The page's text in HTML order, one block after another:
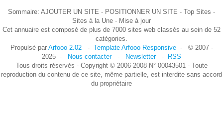
Sommaire: AJOUTER UN SITE - POSITIONNER UN SITE - Top Sites -
Sites à la Une - Mise à jour
Cet annuaire est composé de plus de 7000 sites web classés au sein de 52
catégories.
Propulsé par Arfooo 2.02- Template Arfooo Responsive- © 2007 -
2025 -
Nous contacter- Newsletter-
RSS
Tous droits réservés - Copyright © 2006-2008 N° 00043501 - Toute
reproduction du contenu de ce site, même partielle, est interdite sans accord
du propriétaire